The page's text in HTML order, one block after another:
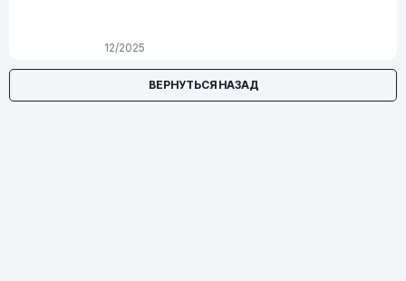
12/2025
ВЕРНУТЬСЯ НАЗАД